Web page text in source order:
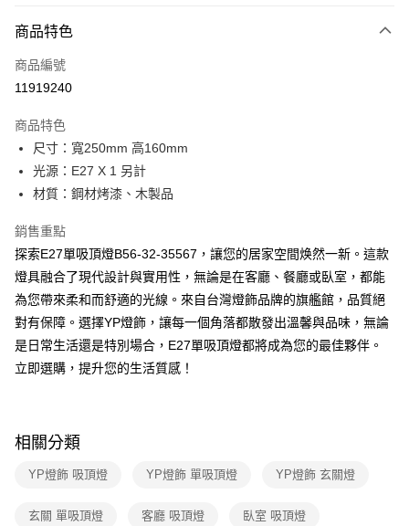
信用卡一次付款
LINE Pay
街口支付
悠遊付
全盈+PAY
AFTEE先享後付
相關說明
【關於「AFTEE先享後付」】
AFTEE先享後付是「在收到商品之後才付款」的支付方式。 讓您購物簡單
便利好安心！
１．簡單：不需註冊會員、不需綁卡、不需儲值。
【「AFTEE先享後付」結帳流程】
１．於結帳方式選擇「AFTEE先享後付」後，將跳轉至「AFTEE先享後付」
結帳頁面，進行簡訊認證並確認金額後，即可完成結帳。
ATM／網路銀行／等多元方式進行付款，方視為交易完成。
每筆NT$180，滿NT$5,000(含以上)免運費
商品特色
商品編號
11919240
商品特色
尺寸：寬250mm 高160mm
光源：E27 X 1 另計
材質：鋼材烤漆、木製品
銷售重點
探索E27單吸頂燈B56-32-35567，讓您的居家空間焕然一新。這款
燈具融合了現代設計與實用性，無論是在客廳、餐廳或臥室，都能
為您帶來柔和而舒適的光線。來自台灣燈飾品牌的旗艦館，品質絕
對有保障。選擇YP燈飾，讓每一個角落都散發出溫馨與品味，無論
是日常生活還是特別場合，E27單吸頂燈都將成為您的最佳夥伴。
立即選購，提升您的生活質感！
相關分類
YP燈飾 吸頂燈 YP燈飾 單吸頂燈 YP燈飾 玄關燈
玄關 單吸頂燈 客廳 吸頂燈 臥室 吸頂燈